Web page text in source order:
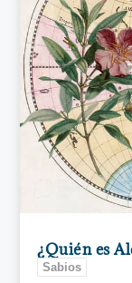
¿Quién es
Sabios